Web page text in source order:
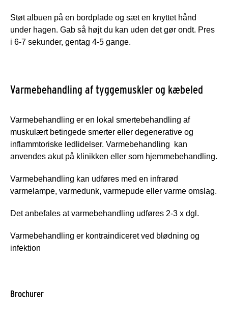
Støt albuen på en bordplade og sæt en knyttet hånd
under hagen. Gab så højt du kan uden det gør ondt. Pres
i 6-7 sekunder, gentag 4-5 gange.
Varmebehandling af tyggemuskler og kæbeled
Varmebehandling er en lokal smertebehandling af
muskulært betingede smerter eller degenerative og
inflammtoriske ledlidelser. Varmebehandling kan
anvendes akut på klinikken eller som hjemmebehandling.
Varmebehandling kan udføres med en infrarød
varmelampe, varmedunk, varmepude eller varme omslag.
Det anbefales at varmebehandling udføres 2-3 x dgl.
Varmebehandling er kontraindiceret ved blødning og
infektion
Brochurer